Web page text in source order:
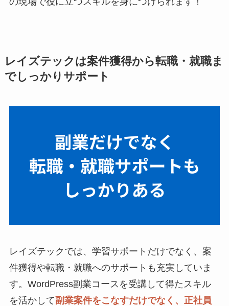
レイズテックは案件獲得から転職・就職ま
でしっかりサポート
レイズテックでは、学習サポートだけでなく、案
件獲得や転職・就職へのサポートも充実していま
す。WordPress副業コースを受講して得たスキル
を活かして副業案件をこなすだけでなく、正社員